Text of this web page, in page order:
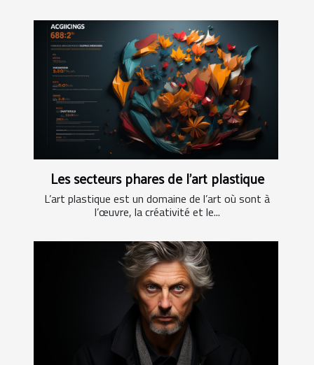
Les secteurs phares de l'art plastique
L’art plastique est un domaine de l’art où sont à
l’œuvre, la créativité et le...